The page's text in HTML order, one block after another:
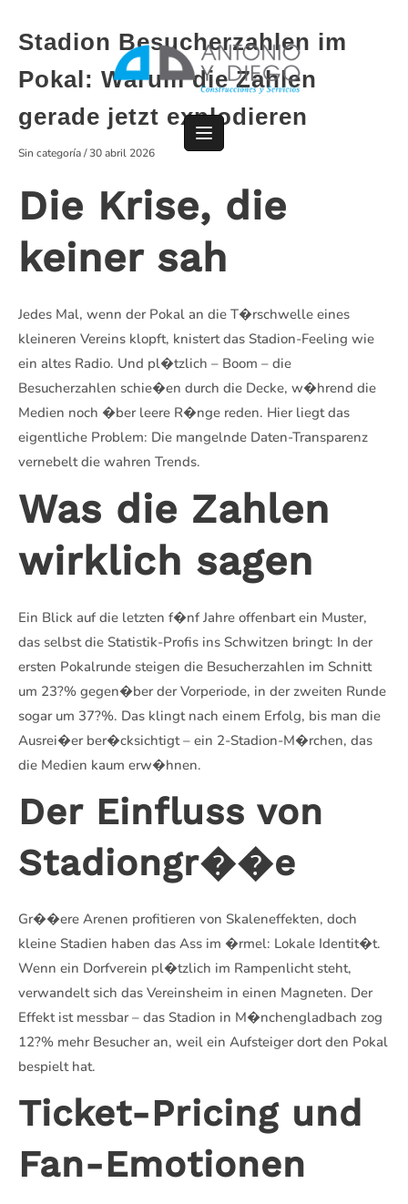
contenido
Stadion Besucherzahlen im
Pokal: Warum die Zahlen
gerade jetzt explodieren
Sin categoría/30 abril 2026
Die Krise, die
keiner sah
Jedes Mal, wenn der Pokal an die T�rschwelle eines
kleineren Vereins klopft, knistert das Stadion-Feeling wie
ein altes Radio. Und pl�tzlich – Boom – die
Besucherzahlen schie�en durch die Decke, w�hrend die
Medien noch �ber leere R�nge reden. Hier liegt das
eigentliche Problem: Die mangelnde Daten-Transparenz
vernebelt die wahren Trends.
Was die Zahlen
wirklich sagen
Ein Blick auf die letzten f�nf Jahre offenbart ein Muster,
das selbst die Statistik-Profis ins Schwitzen bringt: In der
ersten Pokalrunde steigen die Besucherzahlen im Schnitt
um 23?% gegen�ber der Vorperiode, in der zweiten Runde
sogar um 37?%. Das klingt nach einem Erfolg, bis man die
Ausrei�er ber�cksichtigt – ein 2-Stadion-M�rchen, das
die Medien kaum erw�hnen.
Der Einfluss von
Stadiongr��e
Gr��ere Arenen profitieren von Skaleneffekten, doch
kleine Stadien haben das Ass im �rmel: Lokale Identit�t.
Wenn ein Dorfverein pl�tzlich im Rampenlicht steht,
verwandelt sich das Vereinsheim in einen Magneten. Der
Effekt ist messbar – das Stadion in M�nchengladbach zog
12?% mehr Besucher an, weil ein Aufsteiger dort den Pokal
bespielt hat.
Ticket-Pricing und
Fan-Emotionen